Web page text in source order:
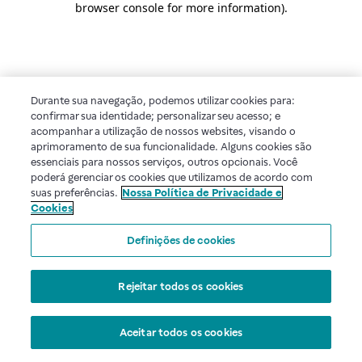
browser console for more information).
Durante sua navegação, podemos utilizar cookies para:
confirmar sua identidade; personalizar seu acesso; e
acompanhar a utilização de nossos websites, visando o
aprimoramento de sua funcionalidade. Alguns cookies são
essenciais para nossos serviços, outros opcionais. Você
poderá gerenciar os cookies que utilizamos de acordo com
suas preferências. Nossa Política de Privacidade e
Cookies
Definições de cookies
Rejeitar todos os cookies
Aceitar todos os cookies